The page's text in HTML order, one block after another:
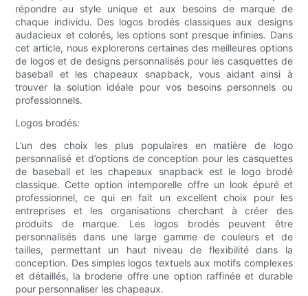
répondre au style unique et aux besoins de marque de
chaque individu. Des logos brodés classiques aux designs
audacieux et colorés, les options sont presque infinies. Dans
cet article, nous explorerons certaines des meilleures options
de logos et de designs personnalisés pour les casquettes de
baseball et les chapeaux snapback, vous aidant ainsi à
trouver la solution idéale pour vos besoins personnels ou
professionnels.
Logos brodés:
L’un des choix les plus populaires en matière de logo
personnalisé et d’options de conception pour les casquettes
de baseball et les chapeaux snapback est le logo brodé
classique. Cette option intemporelle offre un look épuré et
professionnel, ce qui en fait un excellent choix pour les
entreprises et les organisations cherchant à créer des
produits de marque. Les logos brodés peuvent être
personnalisés dans une large gamme de couleurs et de
tailles, permettant un haut niveau de flexibilité dans la
conception. Des simples logos textuels aux motifs complexes
et détaillés, la broderie offre une option raffinée et durable
pour personnaliser les chapeaux.